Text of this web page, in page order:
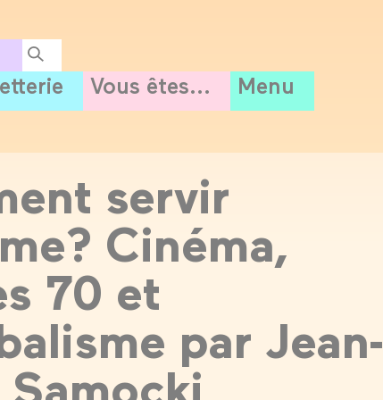
Vous êtes... Menu
servir
Cinéma,
70 et
par Jean-